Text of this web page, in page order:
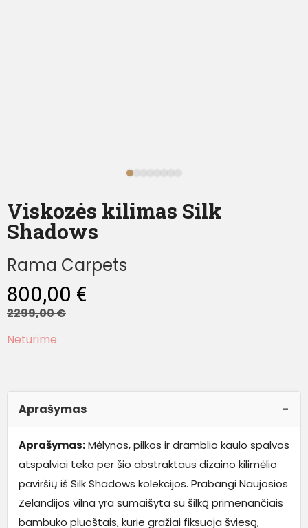
Viskozės kilimas Silk
Shadows
Rama Carpets
800,00 €
2299,00€
Neturime
Aprašymas
Aprašymas:Mėlynos, pilkos ir dramblio kaulo spalvos
atspalviai teka per šio abstraktaus dizaino kilimėlio
paviršių iš Silk Shadows kolekcijos. Prabangi Naujosios
Zelandijos vilna yra sumaišyta su šilką primenančiais
bambuko pluoštais, kurie gražiai fiksuoja šviesą,